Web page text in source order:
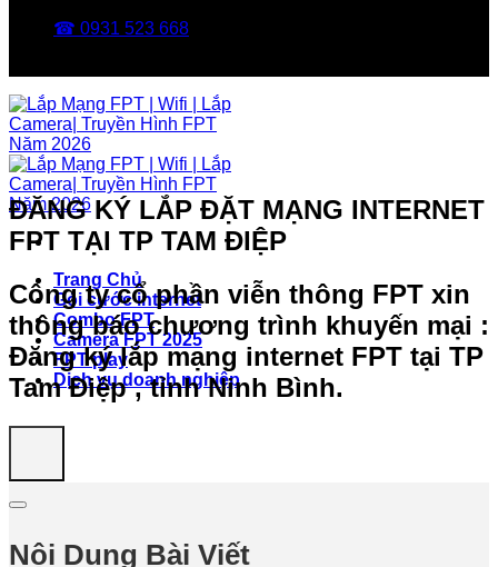
☎ 0931 523 668
Trang Chủ
Gói cước internet
Combo FPT
Camera FPT 2025
FPT play
Dịch vụ doanh nghiệp
ĐĂNG KÝ LẮP ĐẶT MẠNG INTERNET
FPT TẠI TP TAM ĐIỆP
Công ty cổ phần viễn thông FPT xin
thông báo chương trình khuyến mại :
Đăng ký lắp mạng internet FPT tại TP
Tam Điệp , tỉnh Ninh Bình.
Nội Dung Bài Viết